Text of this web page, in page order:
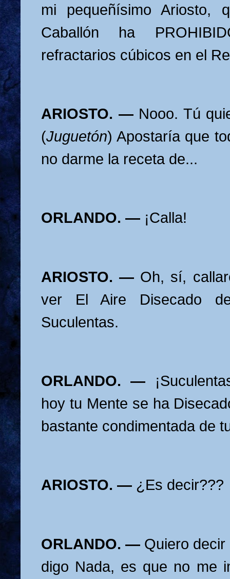
mi pequeñísimo Ariosto,
Caballón ha
refractarios cúbicos en el
ARIOSTO. — Nooo. Tú
(Juguetón) Apostaría que
no darme la receta de...
ORLANDO. — ¡Calla!
ARIOSTO. — Oh, sí,
ver El Aire Disecado
Suculentas.
ORLANDO. —
hoy tu Mente se ha
bastante condimentada de
ARIOSTO. — ¿Es decir???
ORLANDO. — Quiero
digo Nada, es que no me